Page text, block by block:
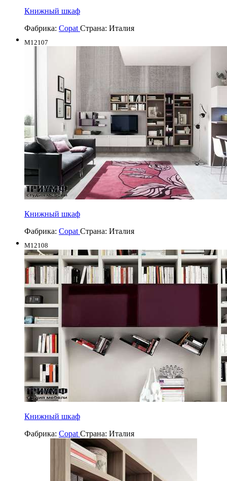
Книжный шкаф
Фабрика: Copat Страна: Италия
M12107
Книжный шкаф
Фабрика: Copat Страна: Италия
M12108
Книжный шкаф
Фабрика: Copat Страна: Италия